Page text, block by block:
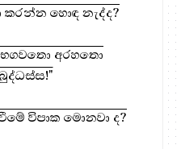
කරන්න හොඳ නැද්ද?
භගවතො අරහතො
විපාක මොනවා ද?